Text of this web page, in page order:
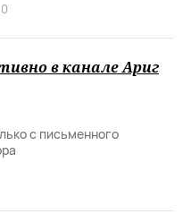
в канале Ариг
с письменного